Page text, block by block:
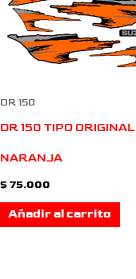
DR 150
DR 150 TIPO ORIGINAL
NARANJA
$ 75.000
Añadir al carrito